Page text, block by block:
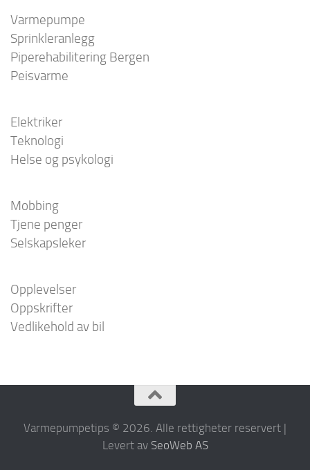
Varmepumpe
Sprinkleranlegg
Piperehabilitering Bergen
Peisvarme
Elektriker
Teknologi
Helse og psykologi
Mobbing
Tjene penger
Selskapsleker
Opplevelser
Oppskrifter
Vedlikehold av bil
Varmepumpetips © 2026. Alle rettigheter reservert |
Levert av SeoWeb AS